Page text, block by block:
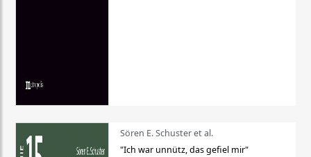
Sören E. Schuster et al.
"Ich war unnütz, das gefiel mir"